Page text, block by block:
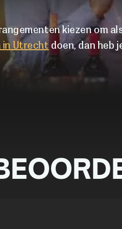
kiezen om
in Utrecht doen, dan heb